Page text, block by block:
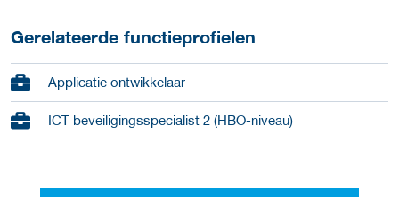
Gerelateerde functieprofielen
Applicatie ontwikkelaar
ICT beveiligingsspecialist 2 (HBO-niveau)